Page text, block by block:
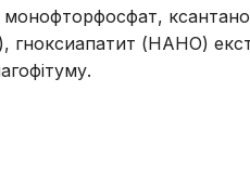
монофторфосфат,
(НАНО)